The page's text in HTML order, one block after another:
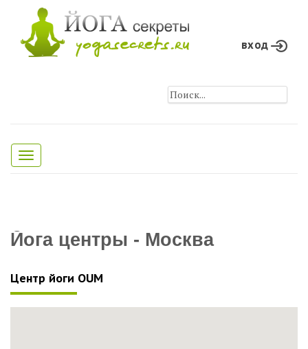
вход
Toggle
navigation
Йога центры - Москва
Центр йоги OUM